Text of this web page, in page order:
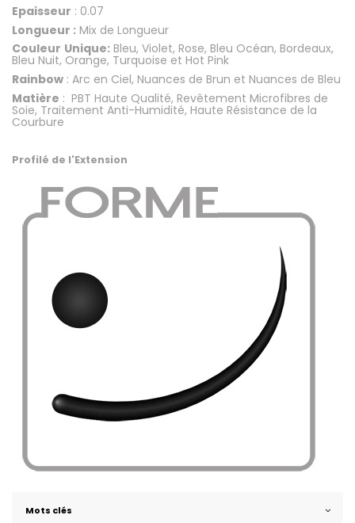
Epaisseur : 0.07
Longueur : Mix de Longueur
Couleur Unique: Bleu, Violet, Rose, Bleu Océan, Bordeaux,
Bleu Nuit, Orange, Turquoise et Hot Pink
Rainbow : Arc en Ciel, Nuances de Brun et Nuances de Bleu
Matière : PBT Haute Qualité, Revêtement Microfibres de
Soie, Traitement Anti-Humidité, Haute Résistance de la
Courbure
Profilé de l'Extension
Mots clés